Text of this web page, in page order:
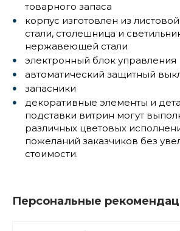
товарного запаса
корпус изготовлен из
стали, столешница и
нержавеющей стали
электронный блок управления
автоматический защитный
запасники
декоративные элементы и
подставки витрин могут
различных цветовых
пожеланий заказчиков без
стоимости.
Персональные